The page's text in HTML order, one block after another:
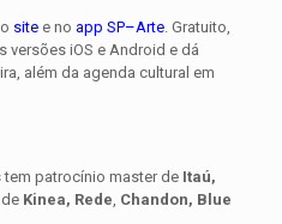
sitee no app SP–Arte. Gratuito,
versões iOS e Android e dá
além da agenda cultural em
tem patrocínio master deItaú,
Kinea, Rede Chandon, Blue